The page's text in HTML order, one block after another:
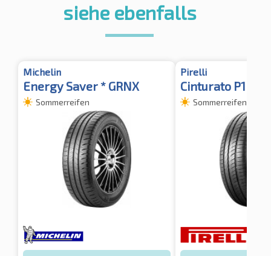
siehe ebenfalls
Michelin
Energy Saver * GRNX
Sommerreifen
Pirelli
Cinturato P1 TL
Sommerreifen